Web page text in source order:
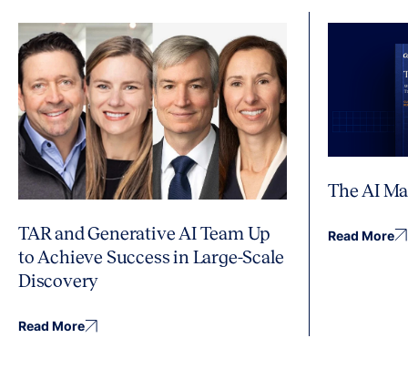
TAR and Generative AI Team Up
to Achieve Success in Large-Scale
Discovery
Read More
The AI
Read More